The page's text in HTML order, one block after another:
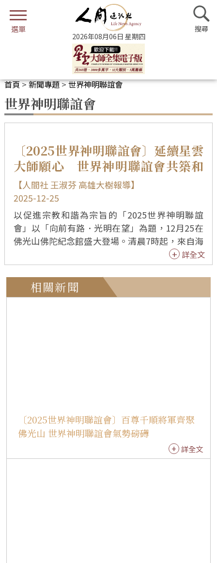
2026年08月06日 星期四
首頁>新聞專題>世界神明聯誼會
世界神明聯誼會
〔2025世界神明聯誼會〕延續星雲
大師願心 世界神明聯誼會共築和
平願景
【人間社 王淑芬 高雄大樹報導】
2025-12-25
以促進宗教和諧為宗旨的「2025世界神明聯誼
會」以「向前有路．光明在望」為題，12月25在
佛光山佛陀紀念館盛大登場。清晨7時起，來自海
內、外的宗教團體及逾千家宮廟護法神尊依序進
場，陣頭、神轎在鑼鼓齊鳴聲中，踏上成佛大
道，信眾也夾道迎聖駕，莊嚴熱鬧的場面湧入約1
2萬人潮，展現宗教融和、神佛一家親的無國界精
與會，殊勝熱鬧的場景彷彿是一場宗教嘉年華
會。 今年有逾1100座宮廟與會，有觀音佛祖、天
上聖母、關聖帝君、玄天上帝、瑤池金母、福德
正神、儒學孔子、天主聖嬰等，神尊、神轎及陣
詳全文
相關新聞
〔2025世界神明聯誼會〕百尊千順將軍齊聚
佛光山 世界神明聯誼會氣勢磅礡
詳全文